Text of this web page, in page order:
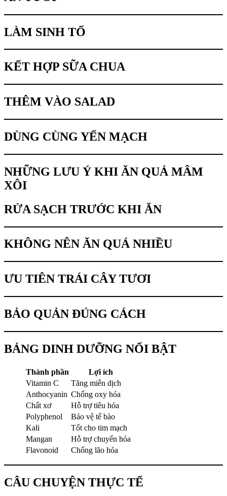
LÀM SINH TỐ
KẾT HỢP SỮA CHUA
THÊM VÀO SALAD
DÙNG CÙNG YẾN MẠCH
NHỮNG LƯU Ý KHI ĂN QUẢ MÂM
XÔI
RỬA SẠCH TRƯỚC KHI ĂN
KHÔNG NÊN ĂN QUÁ NHIỀU
ƯU TIÊN TRÁI CÂY TƯƠI
BẢO QUẢN ĐÚNG CÁCH
BẢNG DINH DƯỠNG NỔI BẬT
Thành phần
Lợi ích
Vitamin C
Tăng miễn dịch
Anthocyanin Chống oxy hóa
Chất xơ
Hỗ trợ tiêu hóa
Polyphenol
Bảo vệ tế bào
Kali
Tốt cho tim mạch
Mangan
Hỗ trợ chuyển hóa
Flavonoid
Chống lão hóa
CÂU CHUYỆN THỰC TẾ